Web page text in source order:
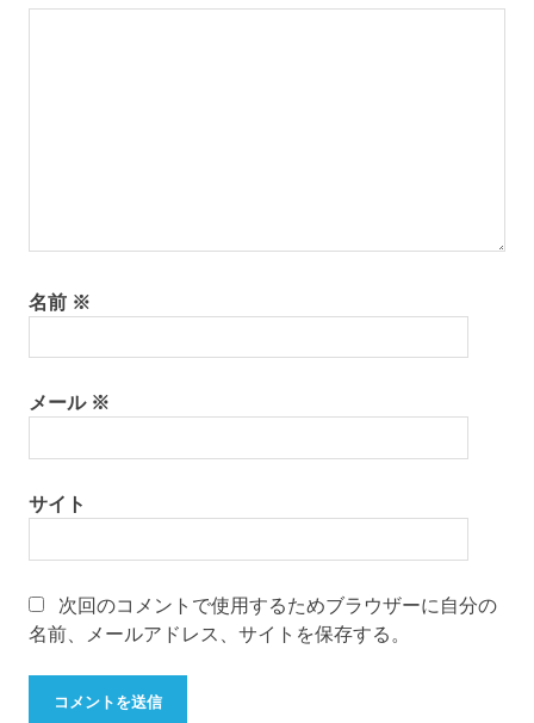
シ
名前 ※
メール ※
サイト
次回のコメントで使用するためブラウザーに自分の
名前、メールアドレス、サイトを保存する。